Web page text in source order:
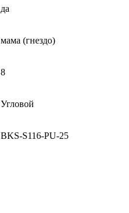
да
мама (гнездо)
8
Угловой
BKS-S116-PU-25